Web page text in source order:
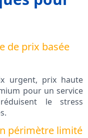
de prix basée
urgent, prix haute
pour un service
le stress
périmètre limité